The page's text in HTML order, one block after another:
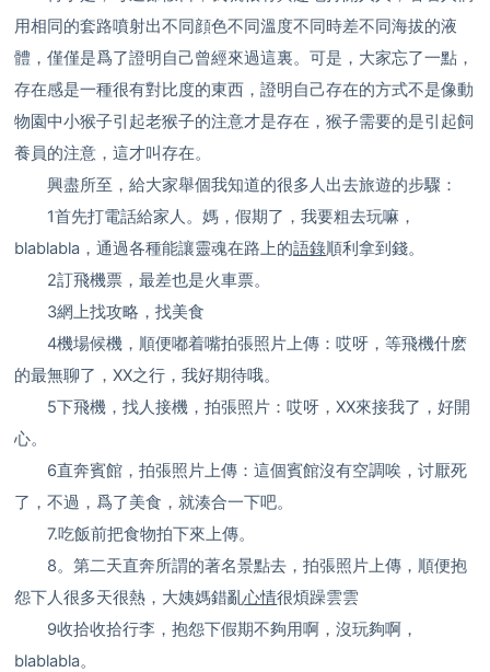
用相同的套路噴射出不同顔色不同溫度不同時差不同海拔的液
體，僅僅是爲了證明自己曾經來過這裏。可是，大家忘了一點，
存在感是一種很有對比度的東西，證明自己存在的方式不是像動
物園中小猴子引起老猴子的注意才是存在，猴子需要的是引起飼
養員的注意，這才叫存在。
興盡所至，給大家舉個我知道的很多人出去旅遊的步驟：
1首先打電話給家人。媽，假期了，我要粗去玩嘛，
blablabla，通過各種能讓靈魂在路上的語錄順利拿到錢。
2訂飛機票，最差也是火車票。
3網上找攻略，找美食
4機場候機，順便嘟着嘴拍張照片上傳：哎呀，等飛機什麽
的最無聊了，XX之行，我好期待哦。
5下飛機，找人接機，拍張照片：哎呀，XX來接我了，好開
心。
6直奔賓館，拍張照片上傳：這個賓館沒有空調唉，讨厭死
了，不過，爲了美食，就湊合一下吧。
7.吃飯前把食物拍下來上傳。
8。第二天直奔所謂的著名景點去，拍張照片上傳，順便抱
怨下人很多天很熱，大姨媽錯亂心情很煩躁雲雲
9收拾收拾行李，抱怨下假期不夠用啊，沒玩夠啊，
blablabla。